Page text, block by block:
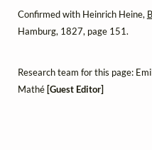
Confirmed with Heinrich Heine,
Hamburg, 1827, page 151.
Research team for this page:
Mathé [Guest Editor]